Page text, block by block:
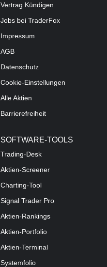
Vertrag Kündigen
Jobs bei TraderFox
Impressum
AGB
Datenschutz
Cookie-Einstellungen
Alle Aktien
Barrierefreiheit
SOFTWARE-TOOLS
Trading-Desk
Aktien-Screener
Charting-Tool
Signal Trader Pro
Aktien-Rankings
Aktien-Portfolio
Aktien-Terminal
Systemfolio